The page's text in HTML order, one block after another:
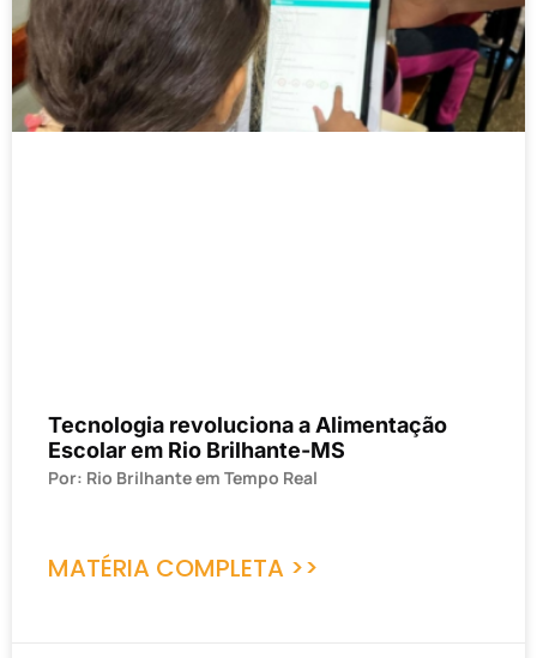
Tecnologia revoluciona a Alimentação
Escolar em Rio Brilhante-MS
Por: Rio Brilhante em Tempo Real
MATÉRIA COMPLETA >>